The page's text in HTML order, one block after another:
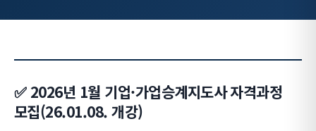
✅ 2026년 1월 기업·가업승계지도사 자격과정
모집(26.01.08. 개강)